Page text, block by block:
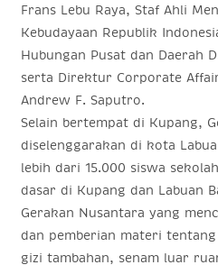
Frans Lebu Raya, Staf Ahli
Kebudayaan Republik
Hubungan Pusat dan Daerah
serta Direktur Corporate
Andrew F. Saputro.
Selain bertempat di Kupang,
diselenggarakan di kota
lebih dari 15.000 siswa
dasar di Kupang dan Labuan
Gerakan Nusantara yang
dan pemberian materi
gizi tambahan, senam luar